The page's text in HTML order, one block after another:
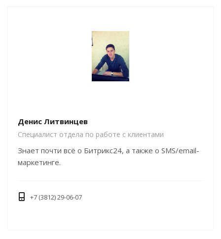
Денис Литвинцев
Специалист отдела по работе с клиентами
Знает почти всё о Битрикс24, а также о SMS/email-
маркетинге.
+7 (3812) 29-06-07